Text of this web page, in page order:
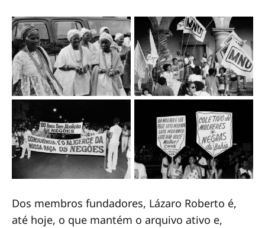
Dos membros fundadores, Lázaro Roberto é,
até hoje, o que mantém o arquivo ativo e,